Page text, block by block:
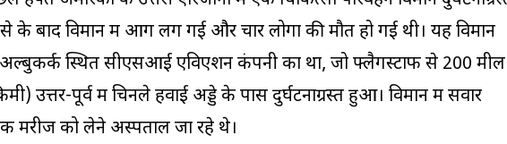
के बाद विमान में आग लग गई और चार लोगों की मौत हो गई थी। यह विमान
स्थित सीएसआई एविएशन कंपनी का था, जो फ्लैगस्टाफ से 200 मील
उत्तर-पूर्व में चिनले हवाई अड्डे के पास दुर्घटनाग्रस्त हुआ। विमान में सवार
मरीज को लेने अस्पताल जा रहे थे।